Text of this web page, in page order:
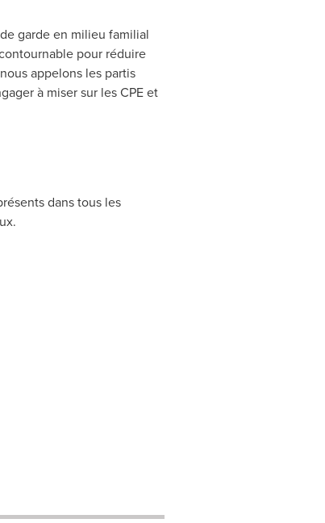
garde en milieu familial
pour réduire
appelons les partis
à miser sur les CPE et
dans tous les